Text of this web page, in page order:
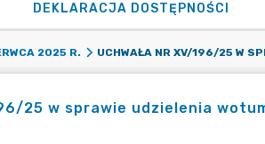
DEKLARACJA DOSTĘPNOŚCI
2025 R.
25 w sprawie udzielenia